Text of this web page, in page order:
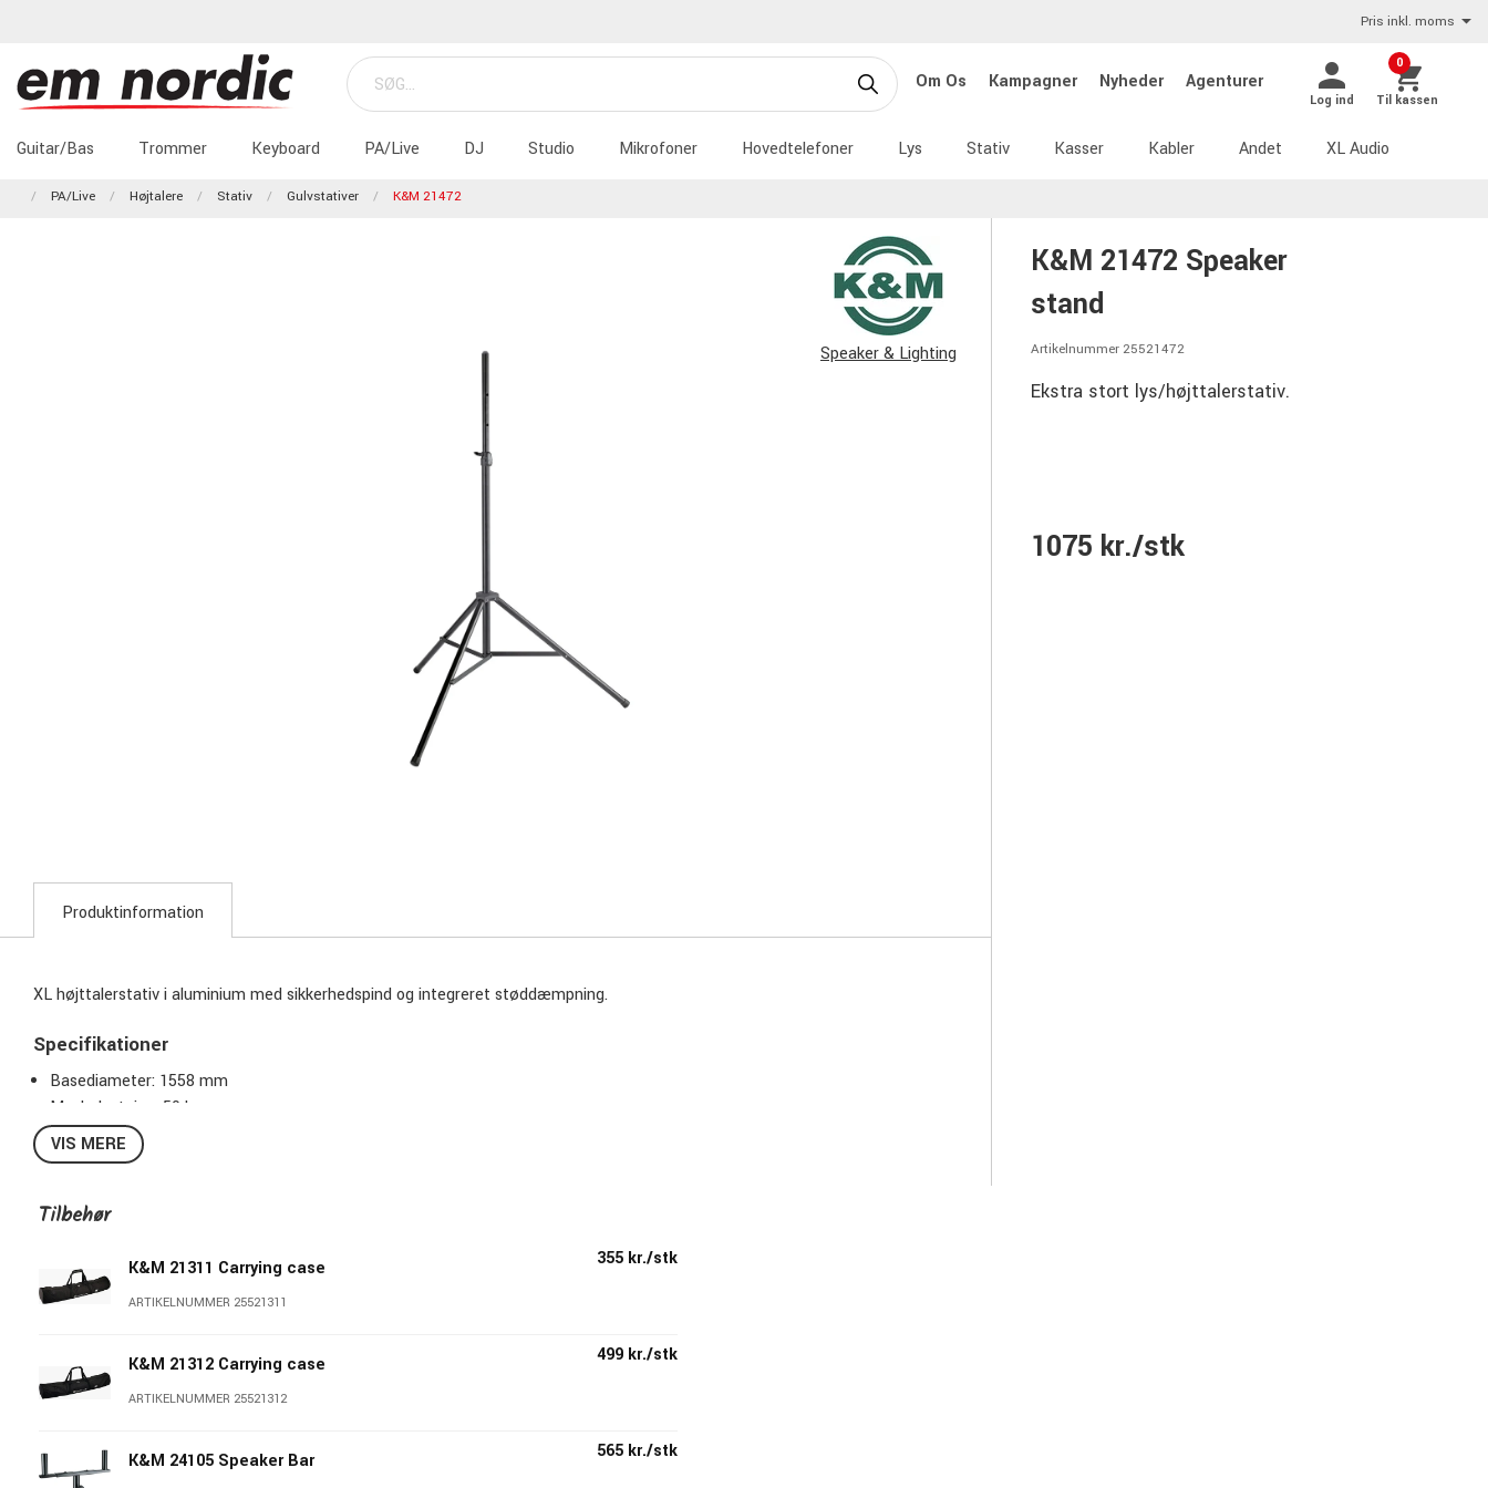
Pris inkl. moms
Om Os Kampagner Nyheder Agenturer
Log ind
0
Til kassen
Guitar/Bas Trommer Keyboard PA/Live DJ Studio Mikrofoner Hovedtelefoner Lys Stativ Kasser Kabler Andet XL Audio
PA/Live Højtalere Stativ Gulvstativer K&M 21472
Speaker & Lighting
K&M 21472 Speaker
stand
Artikelnummer 25521472
Ekstra stort lys/højttalerstativ.
1075 kr./stk
Produktinformation
XL højttalerstativ i aluminium med sikkerhedspind og integreret støddæmpning.
Specifikationer
Basediameter: 1558 mm
Maxbelastning: 50 kg
Højde: 1580 - 2474 mm
Tilbehør: Bæretaske 21319 (tilkøb)
Sort
VIS MERE
Tilbehør
K&M 21311 Carrying case
ARTIKELNUMMER 25521311
355 kr./stk
K&M 21312 Carrying case
ARTIKELNUMMER 25521312
499 kr./stk
K&M 24105 Speaker Bar 565 kr./stk